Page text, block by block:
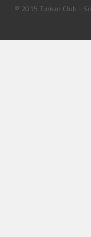
© 2015 Turism Club -